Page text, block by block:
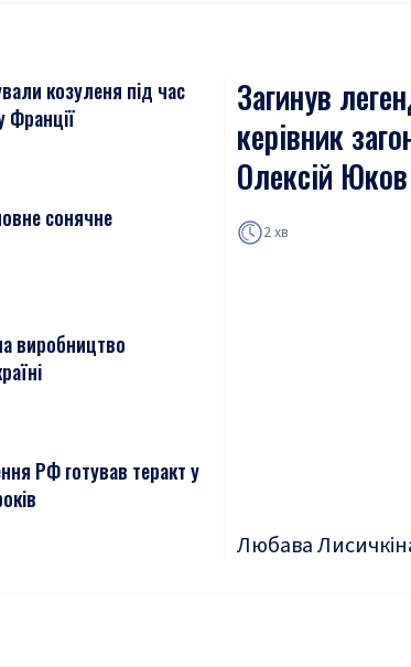
козуленя під час
Франції
сонячне
виробництво
РФ готував теракт у
Загинув
керівник
Олексій Юков
2 хв
Любава